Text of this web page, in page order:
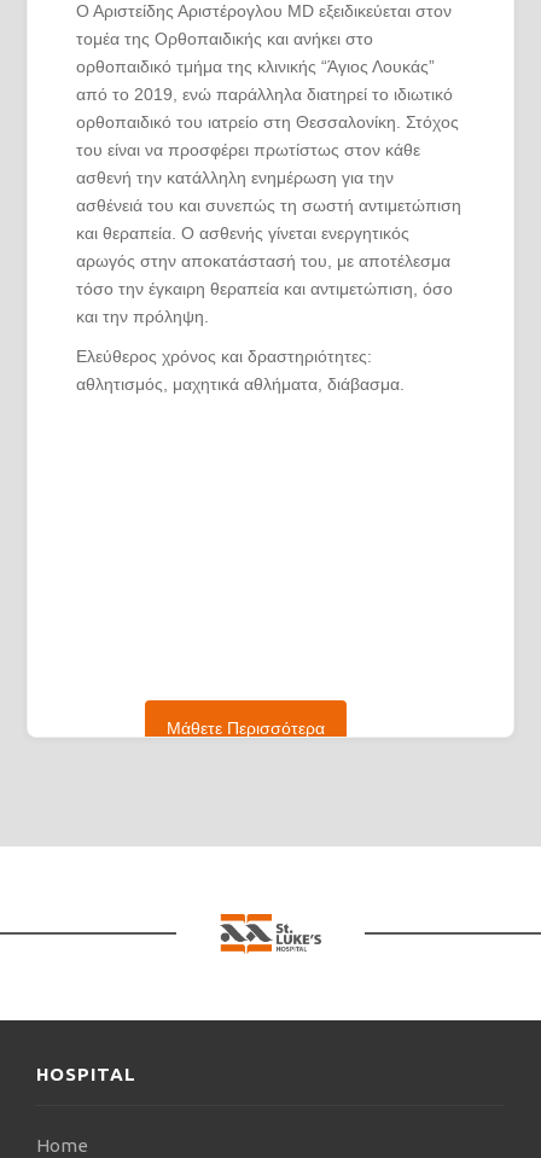
Ο Αριστείδης Αριστέρογλου MD εξειδικεύεται στον
τομέα της Ορθοπαιδικής και ανήκει στο
ορθοπαιδικό τμήμα της κλινικής “Άγιος Λουκάς”
από το 2019, ενώ παράλληλα διατηρεί το ιδιωτικό
ορθοπαιδικό του ιατρείο στη Θεσσαλονίκη. Στόχος
του είναι να προσφέρει πρωτίστως στον κάθε
ασθενή την κατάλληλη ενημέρωση για την
ασθένειά του και συνεπώς τη σωστή αντιμετώπιση
και θεραπεία. Ο ασθενής γίνεται ενεργητικός
αρωγός στην αποκατάστασή του, με αποτέλεσμα
τόσο την έγκαιρη θεραπεία και αντιμετώπιση, όσο
και την πρόληψη.
Ελεύθερος χρόνος και δραστηριότητες:
αθλητισμός, μαχητικά αθλήματα, διάβασμα.
Μάθετε Περισσότερα
HOSPITAL
Home